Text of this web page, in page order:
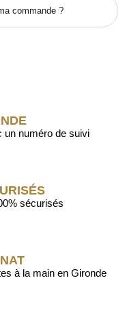
commande ?
un numéro de suivi
sécurisés
à la main en Gironde